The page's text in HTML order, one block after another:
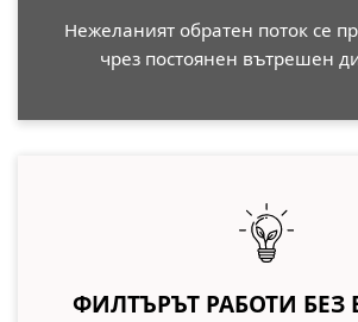
Нежеланият обратен поток се
чрез постоянен вътрешен
ФИЛТЪРЪТ РАБОТИ